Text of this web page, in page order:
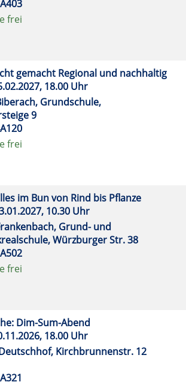
frei
gemacht Regional und nachhaltig
18.00 Uhr
Grundschule,
9
frei
im Bun von Rind bis Pflanze
10.30 Uhr
Grund- und
Würzburger Str. 38
frei
Dim-Sum-Abend
18.00 Uhr
Kirchbrunnenstr. 12